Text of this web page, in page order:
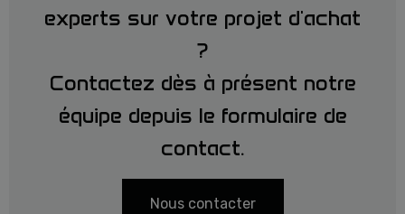
experts sur votre projet d'achat
?
Contactez dès à présent notre
équipe depuis le formulaire de
contact.
Nous contacter